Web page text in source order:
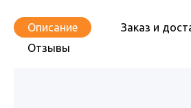
Описание
Заказ и
Отзывы